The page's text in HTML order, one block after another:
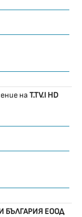
на T.TV.I HD
БЪЛГАРИЯ ЕООД